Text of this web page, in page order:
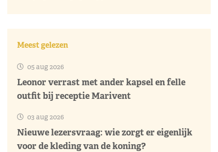
Meest gelezen
05 aug 2026
Leonor verrast met ander kapsel en felle
outfit bij receptie Marivent
03 aug 2026
Nieuwe lezersvraag: wie zorgt er eigenlijk
voor de kleding van de koning?